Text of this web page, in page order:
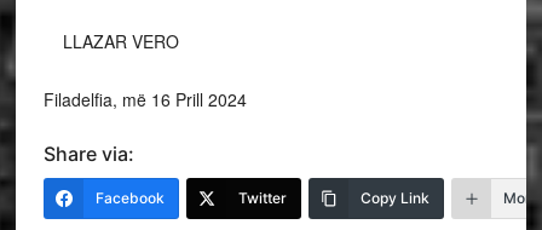
LLAZAR VERO
Filadelfia, më 16 Prill 2024
Share via:
Facebook Twitter Copy Link More